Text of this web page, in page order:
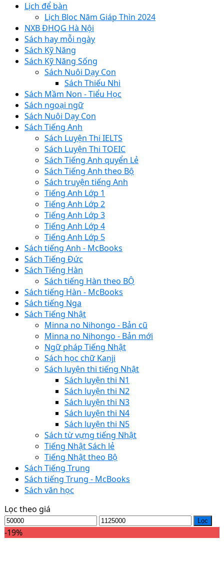
Lịch để bàn
Lịch Bloc Năm Giáp Thìn 2024
NXB ĐHQG Hà Nội
Sách hay mỗi ngày
Sách Kỹ Năng
Sách Kỹ Năng Sống
Sách Nuôi Dạy Con
Sách Thiếu Nhi
Sách Mầm Non - Tiểu Học
Sách ngoại ngữ
Sách Nuôi Dạy Con
Sách Tiếng Anh
Sách Luyện Thi IELTS
Sách Luyện Thi TOEIC
Sách Tiếng Anh quyển Lẻ
Sách Tiếng Anh theo Bộ
Sách truyện tiếng Anh
Tiếng Anh Lớp 1
Tiếng Anh Lớp 2
Tiếng Anh Lớp 3
Tiếng Anh Lớp 4
Tiếng Anh Lớp 5
Sách tiếng Anh - McBooks
Sách Tiếng Đức
Sách Tiếng Hàn
Sách tiếng Hàn theo BỘ
Sách tiếng Hàn - McBooks
Sách tiếng Nga
Sách Tiếng Nhật
Minna no Nihongo - Bản cũ
Minna no Nihongo - Bản mới
Ngữ pháp Tiếng Nhật
Sách học chữ Kanji
Sách luyện thi tiếng Nhật
Sách luyện thi N1
Sách luyện thi N2
Sách luyện thi N3
Sách luyện thi N4
Sách luyện thi N5
Sách từ vựng tiếng Nhật
Tiếng Nhật Sách lẻ
Tiếng Nhật theo Bộ
Sách Tiếng Trung
Sách tiếng Trung - McBooks
Sách văn học
Lọc theo giá
Lọc
-19%